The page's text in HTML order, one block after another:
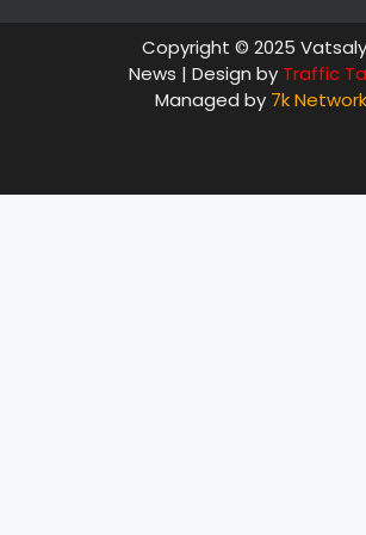
Copyright © 2025
News | Design by Traffic
Managed by 7k Network